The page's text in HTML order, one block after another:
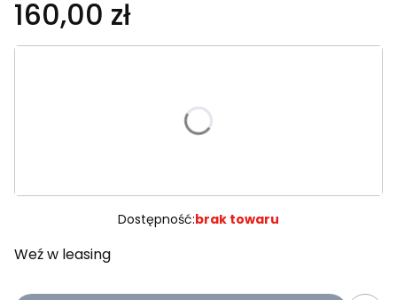
160,00 zł
Dostępność:brak towaru
Weź w leasing